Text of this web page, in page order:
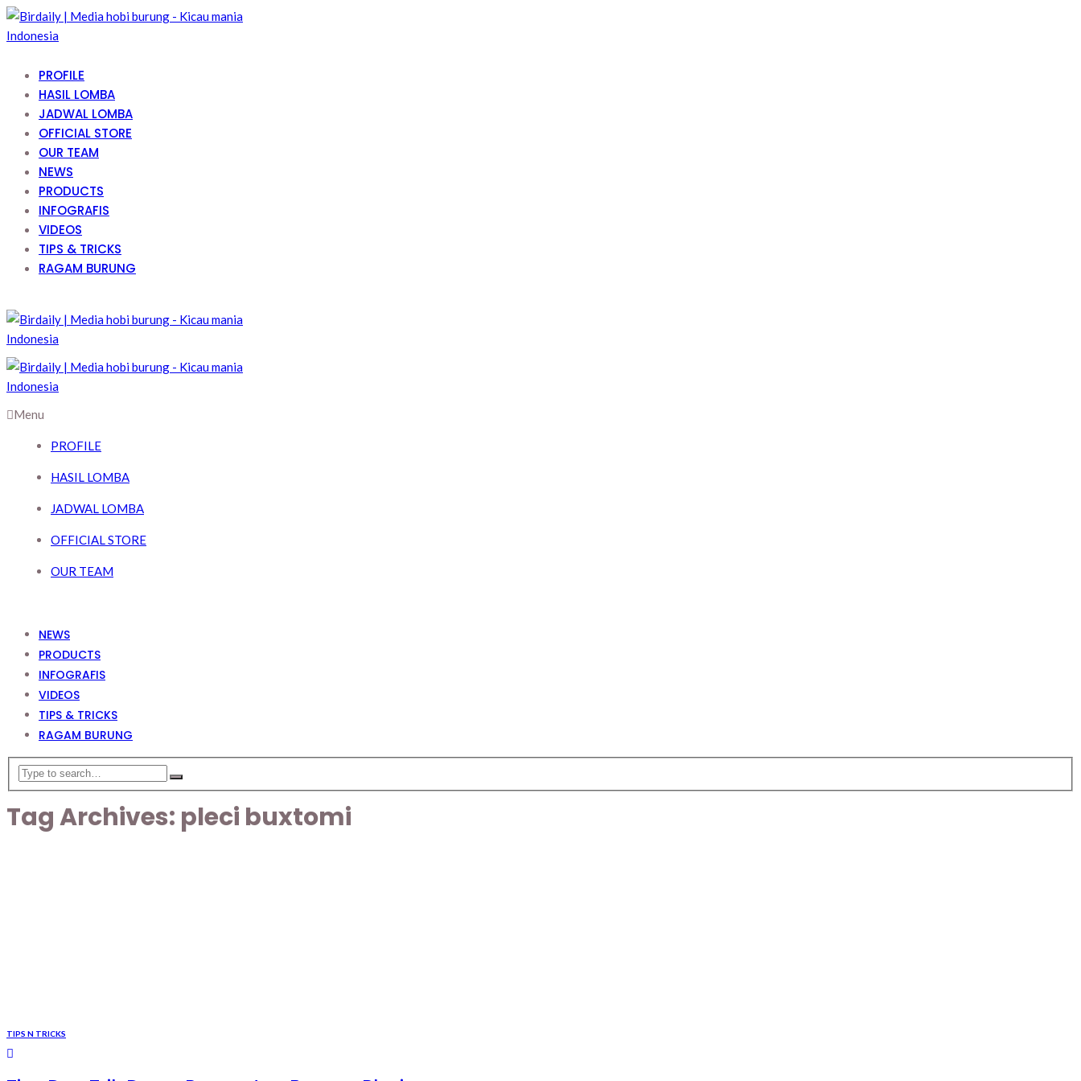
PROFILE
HASIL LOMBA
JADWAL LOMBA
OFFICIAL STORE
OUR TEAM
NEWS
PRODUCTS
INFOGRAFIS
VIDEOS
TIPS & TRICKS
RAGAM BURUNG
Menu
PROFILE
HASIL LOMBA
JADWAL LOMBA
OFFICIAL STORE
OUR TEAM
NEWS
PRODUCTS
INFOGRAFIS
VIDEOS
TIPS & TRICKS
RAGAM BURUNG
Tag Archives: pleci buxtomi
TIPS N TRICKS